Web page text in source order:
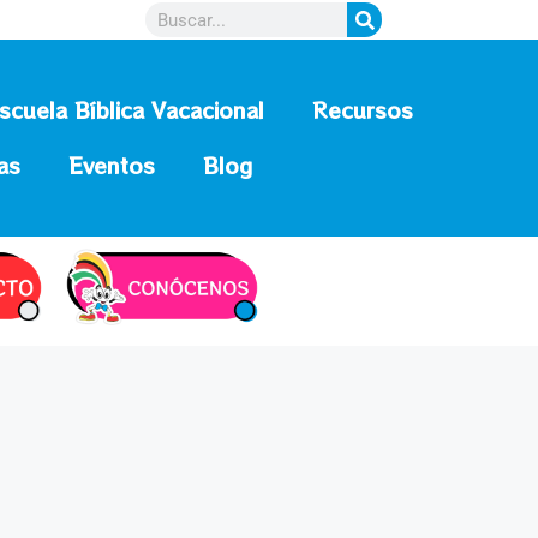
Bíblica Vacacional
Recursos
Eventos Blog